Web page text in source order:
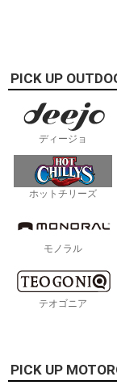
PICK UP
ディージョ
ホットチリーズ
モノラル
テオゴニア
PICK UP